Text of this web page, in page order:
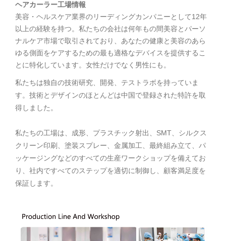
ヘアカーラー工場情報
美容・ヘルスケア業界のリーディングカンパニーとして12年
以上の経験を持つ。私たちの会社は何年もの間美容とパーソ
ナルケア市場で取引されており、あなたの健康と美容のあら
ゆる側面をケアするための最も適格なデバイスを提供するこ
とに特化しています。女性だけでなく男性にも。
私たちは独自の技術研究、開発、テストラボを持っていま
す。技術とデザインのほとんどは中国で登録された特許を取
得しました。
私たちの工場は、成形、プラスチック射出、SMT、シルクス
クリーン印刷、塗装スプレー、金属加工、最終組み立て、パ
ッケージングなどのすべての生産ワークショップを備えてお
り、社内ですべてのステップを適切に制御し、顧客満足度を
保証します。